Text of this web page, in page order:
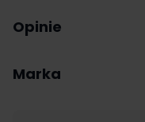
Opinie
Marka